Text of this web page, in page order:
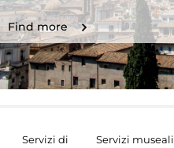
Find more
Servizi di
Servizi museali